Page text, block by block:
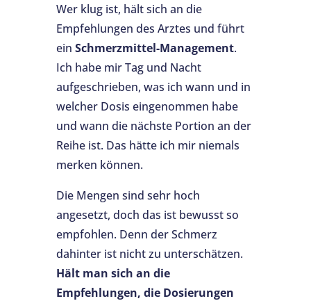
Wer klug ist, hält sich an die
Empfehlungen des Arztes und führt
ein Schmerzmittel-Management.
Ich habe mir Tag und Nacht
aufgeschrieben, was ich wann und in
welcher Dosis eingenommen habe
und wann die nächste Portion an der
Reihe ist. Das hätte ich mir niemals
merken können.
Die Mengen sind sehr hoch
angesetzt, doch das ist bewusst so
empfohlen. Denn der Schmerz
dahinter ist nicht zu unterschätzen.
Hält man sich an die
Empfehlungen, die Dosierungen